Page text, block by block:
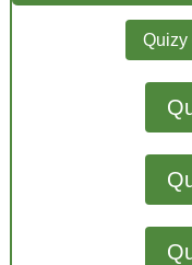
Quizy